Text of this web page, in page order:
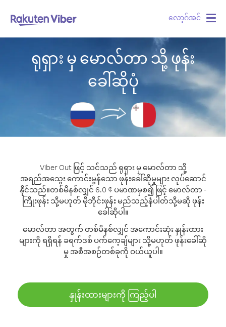
လော့ဂ်အင်
ရုရှား မှ မောလ်တာ သို့ ဖုန်း
ခေါ်ဆိုပုံ
Viber Out ဖြင့် သင်သည် ရုရှား မှ မောလ်တာ သို့
အရည်အသွေး ကောင်းမွန်သော ဖုန်းခေါ်ဆိုမှုများ လုပ်ဆောင်
နိုင်သည်။တစ်မိနစ်လျှင် 6.0 ¢ ပမာဏမှစ၍ ဖြင့် မောလ်တာ -
ကြိုးဖုန်း သို့မဟုတ် မိုဘိုင်းဖုန်း မည်သည့်နံပါတ်သို့မဆို ဖုန်း
ခေါ်ဆိုပါ။
မောလ်တာ အတွက် တစ်မိနစ်လျှင် အကောင်းဆုံး နှုန်းထား
များကို ရရှိရန် ခရက်ဒစ် ပက်ကေ့ချ်များ သို့မဟုတ် ဖုန်းခေါ်ဆို
မှု အစီအစဉ်တစ်ခုကို ဝယ်ယူပါ။
နှုန်းထားများကို ကြည့်ပါ